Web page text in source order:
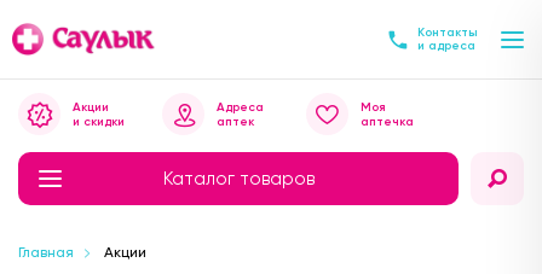
Контакты
и адреса
Каталог товаров
Акции
и скидки
Адреса
аптек
Моя
аптечка
Главная Акции